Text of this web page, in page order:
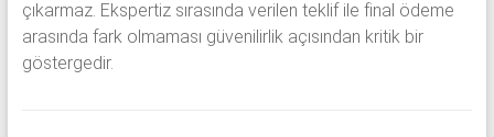
çıkarmaz. Ekspertiz sırasında verilen teklif ile final ödeme
arasında fark olmaması güvenilirlik açısından kritik bir
göstergedir.